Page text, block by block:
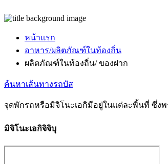
หน้าแรก
อาหาร/ผลิตภัณฑ์ในท้องถิ่น
ผลิตภัณฑ์ในท้องถิ่น/ ของฝาก
ค้นหาเส้นทางรถบัส
จุดพักรถหรือมิจิโนะเอกิมีอยู่ในแต่ละพิ้นที่ ซึ่ง
มิจิโนะเอกิจิจิบุ